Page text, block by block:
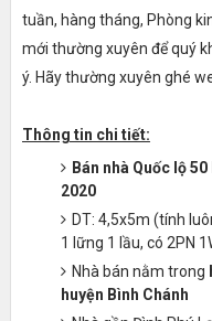
tuần, hàng tháng, Phòng
mới thường xuyên để quý
ý. Hãy thường xuyên ghé
Thông tin chi tiết:
Bán nhà Quốc lộ
2020
DT: 4,5x5m (tính
1 lững 1 lầu, có 2PN
Nhà bán nằm trong
huyện Bình Chánh